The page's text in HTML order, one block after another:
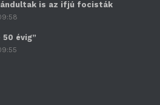
is az ifjú focisták
évig”